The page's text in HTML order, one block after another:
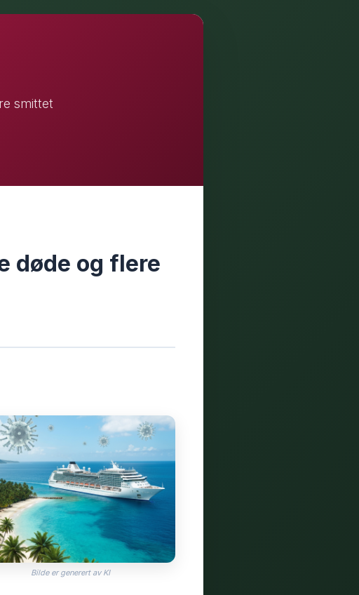
smittet
døde og flere
Bilde er generert av KI